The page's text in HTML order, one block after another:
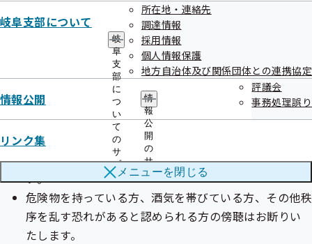
岐阜支部について
岐
阜
支
部
に
つ
い
て
の
サ
ブ
メ
ュ
ー
所在地・連絡先
調達情報
採用情報
個人情報保護
地方自治体及び関係団体との連携協定
情報公開
情
報
公
開
の
サ
ブ
メ
ニ
ュ
ー
評議会
事務処理誤り
リンク集
メニューを閉じる
たりすることはできません。
傍聴中、新聞等の閲覧や飲食及び喫煙はご遠慮くださ
やむを得ない場合を除き、傍聴者の入退出は謹んでくだ
さい。
テレビカメラ等の撮影は、頭撮りのみとします。
テレビカメラ等で撮影される場合は、三脚・脚立等は
使用しないでください。
事務局の指定した場所以外は立ち入らないでくださ
い。
危険物を持っている方、酒気を帯びている方、その他秩
序を乱す恐れがあると認められる方の傍聴はお断りい
たします。